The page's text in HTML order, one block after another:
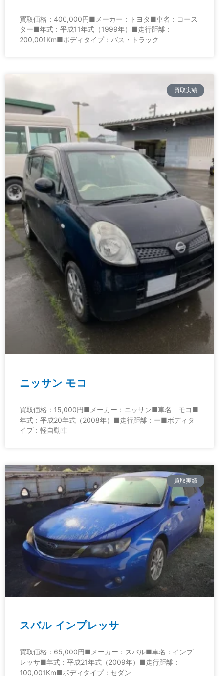
買取価格：400,000円■メーカー：トヨタ■車名：コース
ター■年式：平成11年式（1999年）■走行距離：
200,001Km■ボディタイプ：バス・トラック
買取実績
ニッサン モコ
買取価格：15,000円■メーカー：ニッサン■車名：モコ■
年式：平成20年式（2008年）■走行距離：ー■ボディタ
イプ：軽自動車
買取実績
スバル インプレッサ
買取価格：65,000円■メーカー：スバル■車名：インプ
レッサ■年式：平成21年式（2009年）■走行距離：
100,001Km■ボディタイプ：セダン